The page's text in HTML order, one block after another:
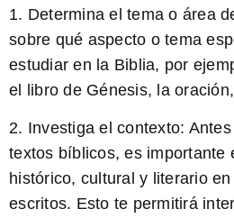
1. Determina el tema o área
sobre qué aspecto o tema
estudiar en la Biblia, por
el libro de Génesis, la
2. Investiga el contexto:
textos bíblicos, es importante
histórico, cultural y literario
escritos. Esto te permitirá